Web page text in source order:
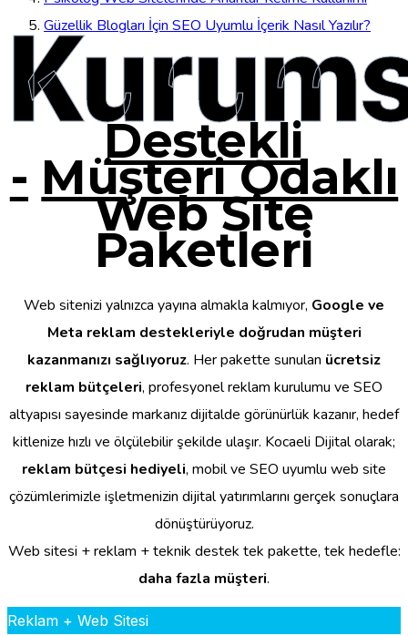
Güzellik Blogları İçin SEO Uyumlu İçerik Nasıl Yazılır?
Destekli
- Müşteri Odaklı
Web Site
Paketleri
Web sitenizi yalnızca yayına almakla kalmıyor, Google ve
Meta reklam destekleriyle doğrudan müşteri
kazanmanızı sağlıyoruz. Her pakette sunulan ücretsiz
reklam bütçeleri, profesyonel reklam kurulumu ve SEO
altyapısı sayesinde markanız dijitalde görünürlük kazanır, hedef
kitlenize hızlı ve ölçülebilir şekilde ulaşır. Kocaeli Dijital olarak;
reklam bütçesi hediyeli, mobil ve SEO uyumlu web site
çözümlerimizle işletmenizin dijital yatırımlarını gerçek sonuçlara
dönüştürüyoruz.
Web sitesi + reklam + teknik destek tek pakette, tek hedefle:
daha fazla müşteri.
Reklam + Web Sitesi